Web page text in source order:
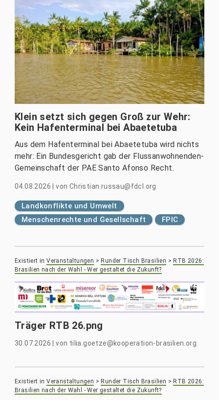
Klein setzt sich gegen Groß zur Wehr:
Kein Hafenterminal bei Abaetetuba
Aus dem Hafenterminal bei Abaetetuba wird nichts
mehr: Ein Bundesgericht gab der Flussanwohnenden-
Gemeinschaft der PAE Santo Afonso Recht.
04.08.2026 |von Christian.russau@fdcl.org
Landkonflikte und Umwelt
Menschenrechte und Gesellschaft
FPIC
Existiert in Veranstaltungen > Runder Tisch Brasilien > RTB 2026:
Brasilien nach der Wahl - Wer gestaltet die Zukunft?
Träger RTB 26.png
30.07.2026 |von tilia.goetze@kooperation-brasilien.org
Existiert in Veranstaltungen > Runder Tisch Brasilien > RTB 2026:
Brasilien nach der Wahl - Wer gestaltet die Zukunft?